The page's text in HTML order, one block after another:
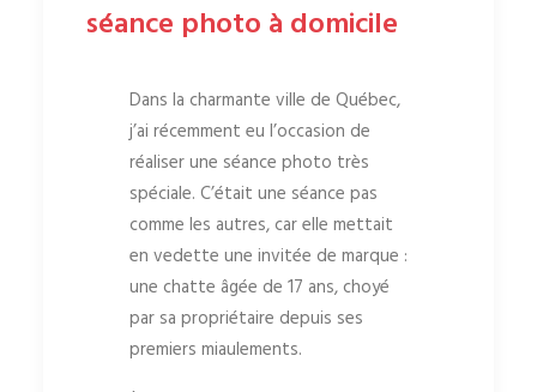
séance photo à domicile
Dans la charmante ville de Québec,
j’ai récemment eu l’occasion de
réaliser une séance photo très
spéciale. C’était une séance pas
comme les autres, car elle mettait
en vedette une invitée de marque :
une chatte âgée de 17 ans, choyé
par sa propriétaire depuis ses
premiers miaulements.